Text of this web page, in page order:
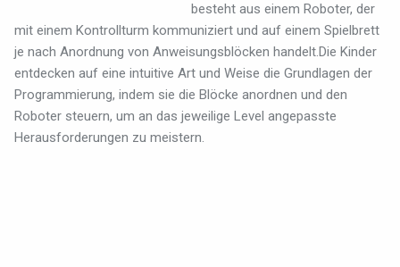
besteht aus einem Roboter, der
mit einem Kontrollturm kommuniziert und auf einem Spielbrett
je nach Anordnung von Anweisungsblöcken handelt.Die Kinder
entdecken auf eine intuitive Art und Weise die Grundlagen der
Programmierung, indem sie die Blöcke anordnen und den
Roboter steuern, um an das jeweilige Level angepasste
Herausforderungen zu meistern.